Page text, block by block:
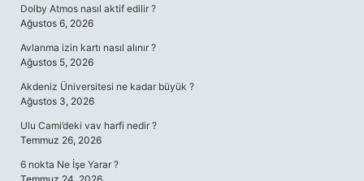
Dolby Atmos nasıl aktif edilir ?
Ağustos 6, 2026
Avlanma izin kartı nasıl alınır ?
Ağustos 5, 2026
Akdeniz Üniversitesi ne kadar büyük ?
Ağustos 3, 2026
Ulu Cami’deki vav harfi nedir ?
Temmuz 26, 2026
6 nokta Ne İşe Yarar ?